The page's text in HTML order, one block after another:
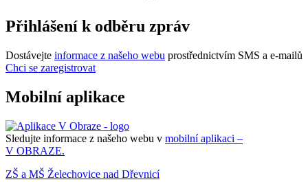
Přihlášení k odběru zpráv
Dostávejte informace z našeho webu prostřednictvím SMS a e-mailů
Chci se zaregistrovat
Mobilní aplikace
Sledujte informace z našeho webu v mobilní aplikaci –
V OBRAZE.
ZŠ a MŠ Želechovice nad Dřevnicí